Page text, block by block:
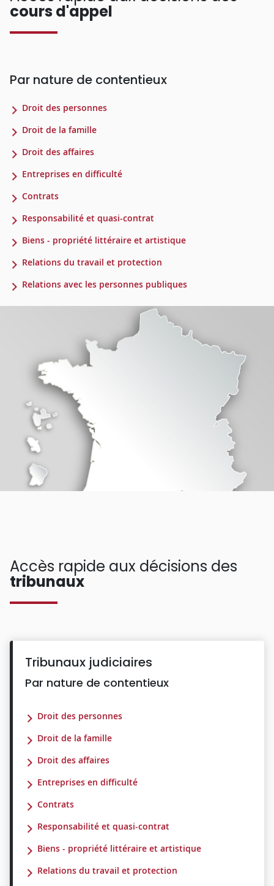
cours d'appel
Par nature de contentieux
Droit des personnes
Droit de la famille
Droit des affaires
Entreprises en difficulté
Contrats
Responsabilité et quasi-contrat
Biens - propriété littéraire et artistique
Relations du travail et protection
Relations avec les personnes publiques
Accès rapide aux décisions des
tribunaux
Tribunaux judiciaires
Par nature de contentieux
Droit des personnes
Droit de la famille
Droit des affaires
Entreprises en difficulté
Contrats
Responsabilité et quasi-contrat
Biens - propriété littéraire et artistique
Relations du travail et protection